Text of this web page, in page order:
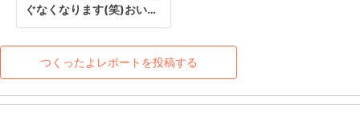
ぐなくなります(笑)おいし
つくったよレポートを投稿する